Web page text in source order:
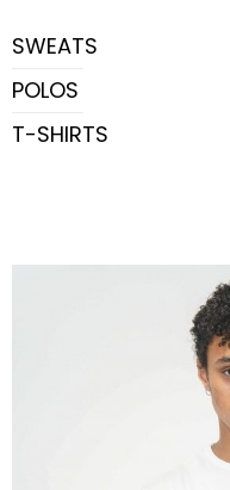
SWEATS
POLOS
T-SHIRTS